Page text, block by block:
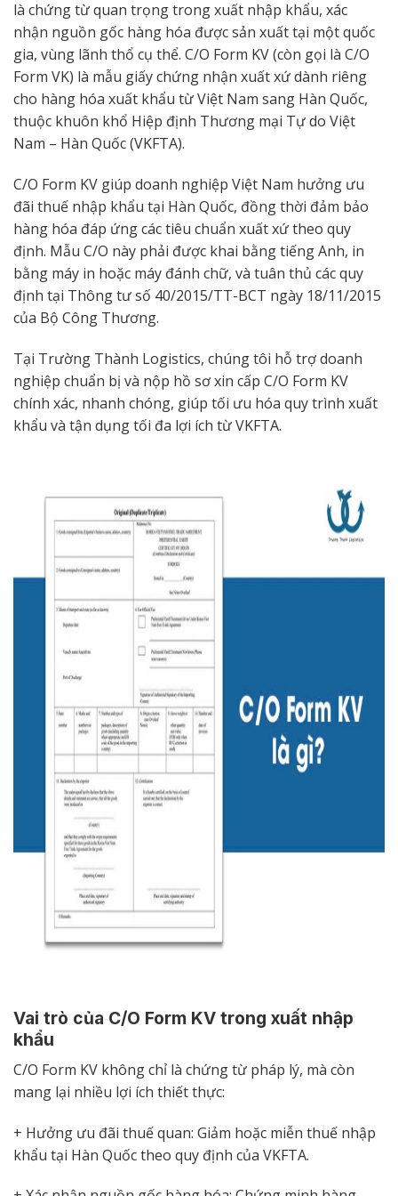
là chứng từ quan trọng trong xuất nhập khẩu, xác
nhận nguồn gốc hàng hóa được sản xuất tại một quốc
gia, vùng lãnh thổ cụ thể. C/O Form KV (còn gọi là C/O
Form VK) là mẫu giấy chứng nhận xuất xứ dành riêng
cho hàng hóa xuất khẩu từ Việt Nam sang Hàn Quốc,
thuộc khuôn khổ Hiệp định Thương mại Tự do Việt
Nam – Hàn Quốc (VKFTA).
C/O Form KV giúp doanh nghiệp Việt Nam hưởng ưu
đãi thuế nhập khẩu tại Hàn Quốc, đồng thời đảm bảo
hàng hóa đáp ứng các tiêu chuẩn xuất xứ theo quy
định. Mẫu C/O này phải được khai bằng tiếng Anh, in
bằng máy in hoặc máy đánh chữ, và tuân thủ các quy
định tại Thông tư số 40/2015/TT-BCT ngày 18/11/2015
của Bộ Công Thương.
Tại Trường Thành Logistics, chúng tôi hỗ trợ doanh
nghiệp chuẩn bị và nộp hồ sơ xin cấp C/O Form KV
chính xác, nhanh chóng, giúp tối ưu hóa quy trình xuất
khẩu và tận dụng tối đa lợi ích từ VKFTA.
Vai trò của C/O Form KV trong xuất nhập
khẩu
C/O Form KV không chỉ là chứng từ pháp lý, mà còn
mang lại nhiều lợi ích thiết thực:
+ Hưởng ưu đãi thuế quan: Giảm hoặc miễn thuế nhập
khẩu tại Hàn Quốc theo quy định của VKFTA.